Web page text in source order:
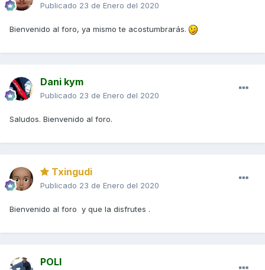
Publicado 23 de Enero del 2020
Bienvenido al foro, ya mismo te acostumbrarás.
Dani kym
Publicado 23 de Enero del 2020
Saludos. Bienvenido al foro.
Txingudi
Publicado 23 de Enero del 2020
Bienvenido al foro y que la disfrutes .
POLI